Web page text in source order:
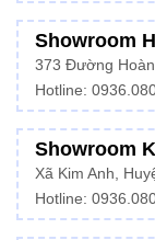
Showroom
373 Đường
Hotline:
Showroom
Xã Kim Anh,
Hotline: